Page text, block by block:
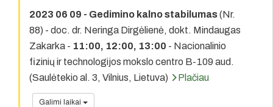
2023 06 09 - Gedimino kalno stabilumas(Nr.
88) - doc. dr. Neringa Dirgėlienė, dokt. Mindaugas
Zakarka - 11:00, 12:00, 13:00 - Nacionalinio
fizinių ir technologijos mokslo centro B-109 aud.
(Saulėtekio al. 3, Vilnius, Lietuva)
Plačiau
Galimi laikai